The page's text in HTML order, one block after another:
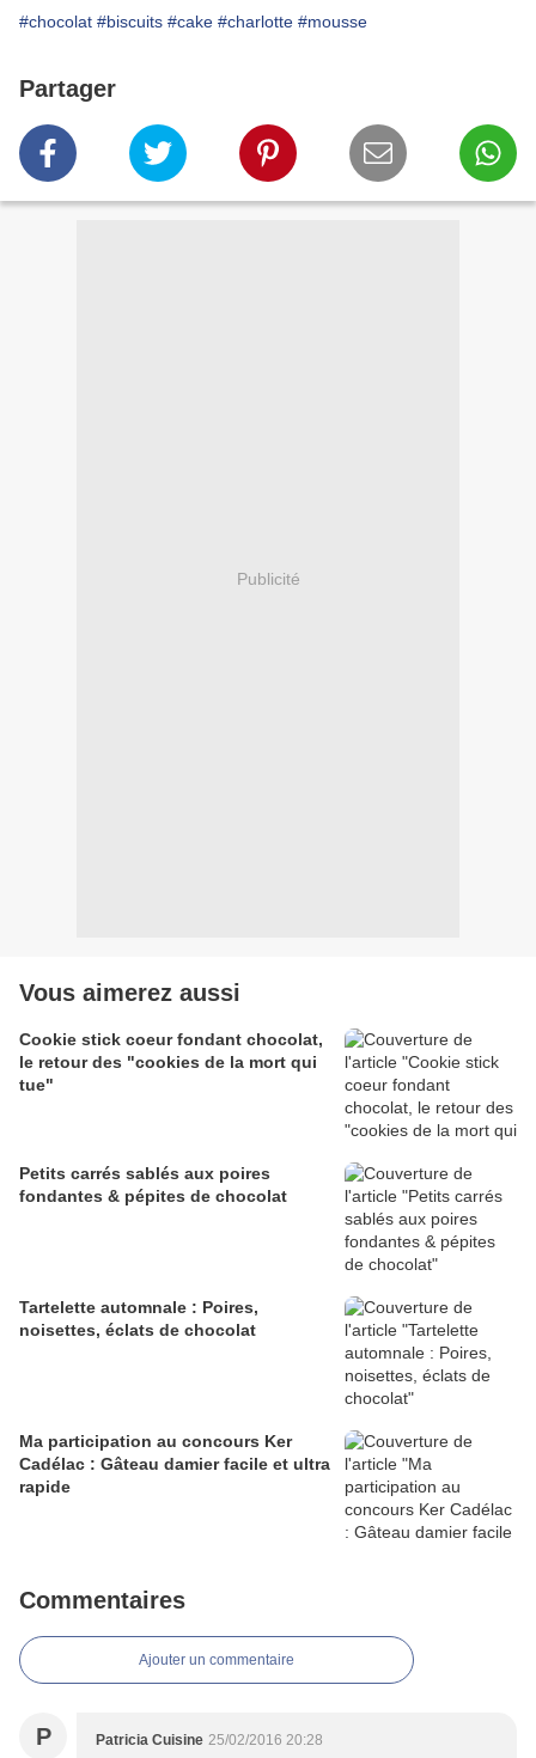
#chocolat #biscuits #cake #charlotte #mousse
Partager
Publicité
Vous aimerez aussi
Cookie stick coeur fondant chocolat,
le retour des "cookies de la mort qui
tue"
Petits carrés sablés aux poires
fondantes & pépites de chocolat
Tartelette automnale : Poires,
noisettes, éclats de chocolat
Ma participation au concours Ker
Cadélac : Gâteau damier facile et ultra
rapide
Commentaires
Ajouter un commentaire
P Patricia Cuisine 25/02/2016 20:28